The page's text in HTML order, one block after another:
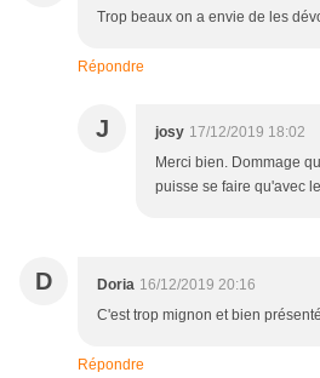
Trop beaux on a envie de les
Répondre
J josy 17/12/2019 18:02
Merci bien. Dommage
puisse se faire qu'avec
D Doria 16/12/2019 20:16
C'est trop mignon et bien
Répondre